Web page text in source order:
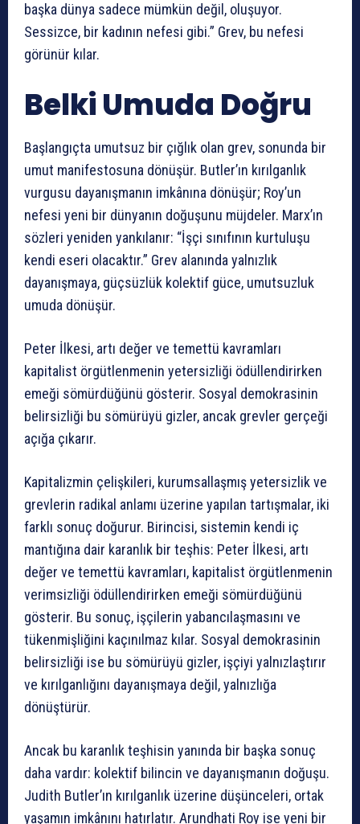
başka dünya sadece mümkün değil, oluşuyor.
Sessizce, bir kadının nefesi gibi.” Grev, bu nefesi
görünür kılar.
Belki Umuda Doğru
Başlangıçta umutsuz bir çığlık olan grev, sonunda bir
umut manifestosuna dönüşür. Butler’ın kırılganlık
vurgusu dayanışmanın imkânına dönüşür; Roy’un
nefesi yeni bir dünyanın doğuşunu müjdeler. Marx’ın
sözleri yeniden yankılanır: “İşçi sınıfının kurtuluşu
kendi eseri olacaktır.” Grev alanında yalnızlık
dayanışmaya, güçsüzlük kolektif güce, umutsuzluk
umuda dönüşür.
Peter İlkesi, artı değer ve temettü kavramları
kapitalist örgütlenmenin yetersizliği ödüllendirirken
emeği sömürdüğünü gösterir. Sosyal demokrasinin
belirsizliği bu sömürüyü gizler, ancak grevler gerçeği
açığa çıkarır.
Kapitalizmin çelişkileri, kurumsallaşmış yetersizlik ve
grevlerin radikal anlamı üzerine yapılan tartışmalar, iki
farklı sonuç doğurur. Birincisi, sistemin kendi iç
mantığına dair karanlık bir teşhis: Peter İlkesi, artı
değer ve temettü kavramları, kapitalist örgütlenmenin
verimsizliği ödüllendirirken emeği sömürdüğünü
gösterir. Bu sonuç, işçilerin yabancılaşmasını ve
tükenmişliğini kaçınılmaz kılar. Sosyal demokrasinin
belirsizliği ise bu sömürüyü gizler, işçiyi yalnızlaştırır
ve kırılganlığını dayanışmaya değil, yalnızlığa
dönüştürür.
Ancak bu karanlık teşhisin yanında bir başka sonuç
daha vardır: kolektif bilincin ve dayanışmanın doğuşu.
Judith Butler’ın kırılganlık üzerine düşünceleri, ortak
yaşamın imkânını hatırlatır. Arundhati Roy ise yeni bir